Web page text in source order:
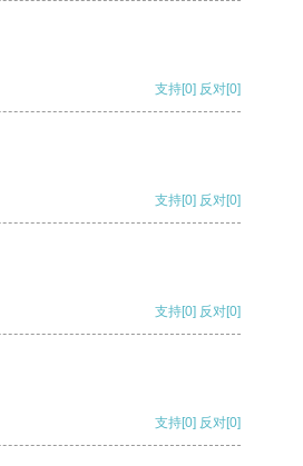
支持[0] 反对[0]
支持[0] 反对[0]
支持[0] 反对[0]
支持[0] 反对[0]